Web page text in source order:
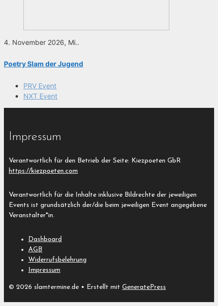
4. November 2026, Mi..
Poetry Slam der Jugend
PRV Event
NXT Event
Impressum
Verantwortlich für den Betrieb der Seite: Kiezpoeten GbR
https://kiezpoeten.com
Verantwortlich für die Inhalte inklusive Bildrechte der jeweiligen
Events ist grundsätzlich der/die beim jeweiligen Event angegebene
Veranstalter*in.
Dashboard
AGB
Widerrufsbelehrung
Impressum
© 2026 slamtermine.de • Erstellt mit GeneratePress